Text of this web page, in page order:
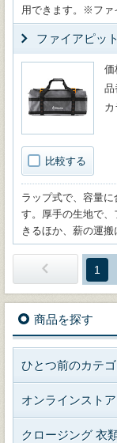
用できます。※ファ
ファイアピッ
比較する
価
品
カ
ラップ式で、容量
す。厚手の生地で
きるほか、薪の運搬
1
商品を探す
ひとつ前のカテ
オンラインスト
クロージング 衣